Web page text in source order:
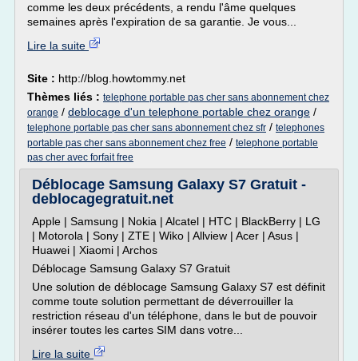
comme les deux précédents, a rendu l'âme quelques
semaines après l'expiration de sa garantie. Je vous...
Lire la suite
Site : http://blog.howtommy.net
Thèmes liés : telephone portable pas cher sans abonnement chez
orange / deblocage d'un telephone portable chez orange /
telephone portable pas cher sans abonnement chez sfr / telephones
portable pas cher sans abonnement chez free / telephone portable
pas cher avec forfait free
Déblocage Samsung Galaxy S7 Gratuit -
deblocagegratuit.net
Apple | Samsung | Nokia | Alcatel | HTC | BlackBerry | LG
| Motorola | Sony | ZTE | Wiko | Allview | Acer | Asus |
Huawei | Xiaomi | Archos
Déblocage Samsung Galaxy S7 Gratuit
Une solution de déblocage Samsung Galaxy S7 est définit
comme toute solution permettant de déverrouiller la
restriction réseau d'un téléphone, dans le but de pouvoir
insérer toutes les cartes SIM dans votre...
Lire la suite